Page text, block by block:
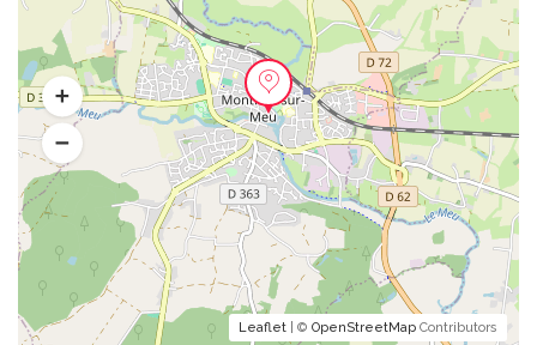
Leaflet | © OpenStreetMap Contributors